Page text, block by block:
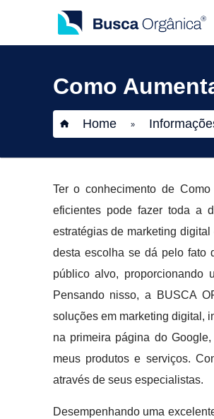
Como
Home »
Ter o conhecimento de
eficientes pode fazer toda a
estratégias de marketing
desta escolha se dá pelo fato
público alvo, proporcionando
Pensando nisso, a BUSCA
soluções em marketing digital,
na primeira página do
meus produtos e serviços.
através de seus especialistas.
Desempenhando uma